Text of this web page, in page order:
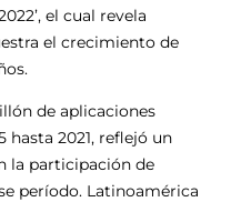
el cual revela
el crecimiento de
de aplicaciones
hasta 2021, reflejó un
la participación de
período. Latinoamérica